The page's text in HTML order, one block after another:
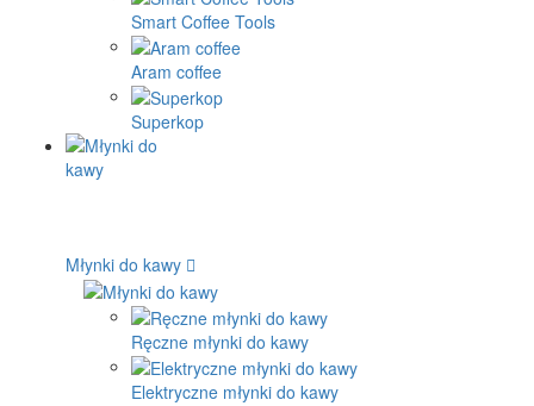
Smart Coffee Tools
Aram coffee
Superkop
Młynki do kawy
Ręczne młynki do kawy
Elektryczne młynki do kawy